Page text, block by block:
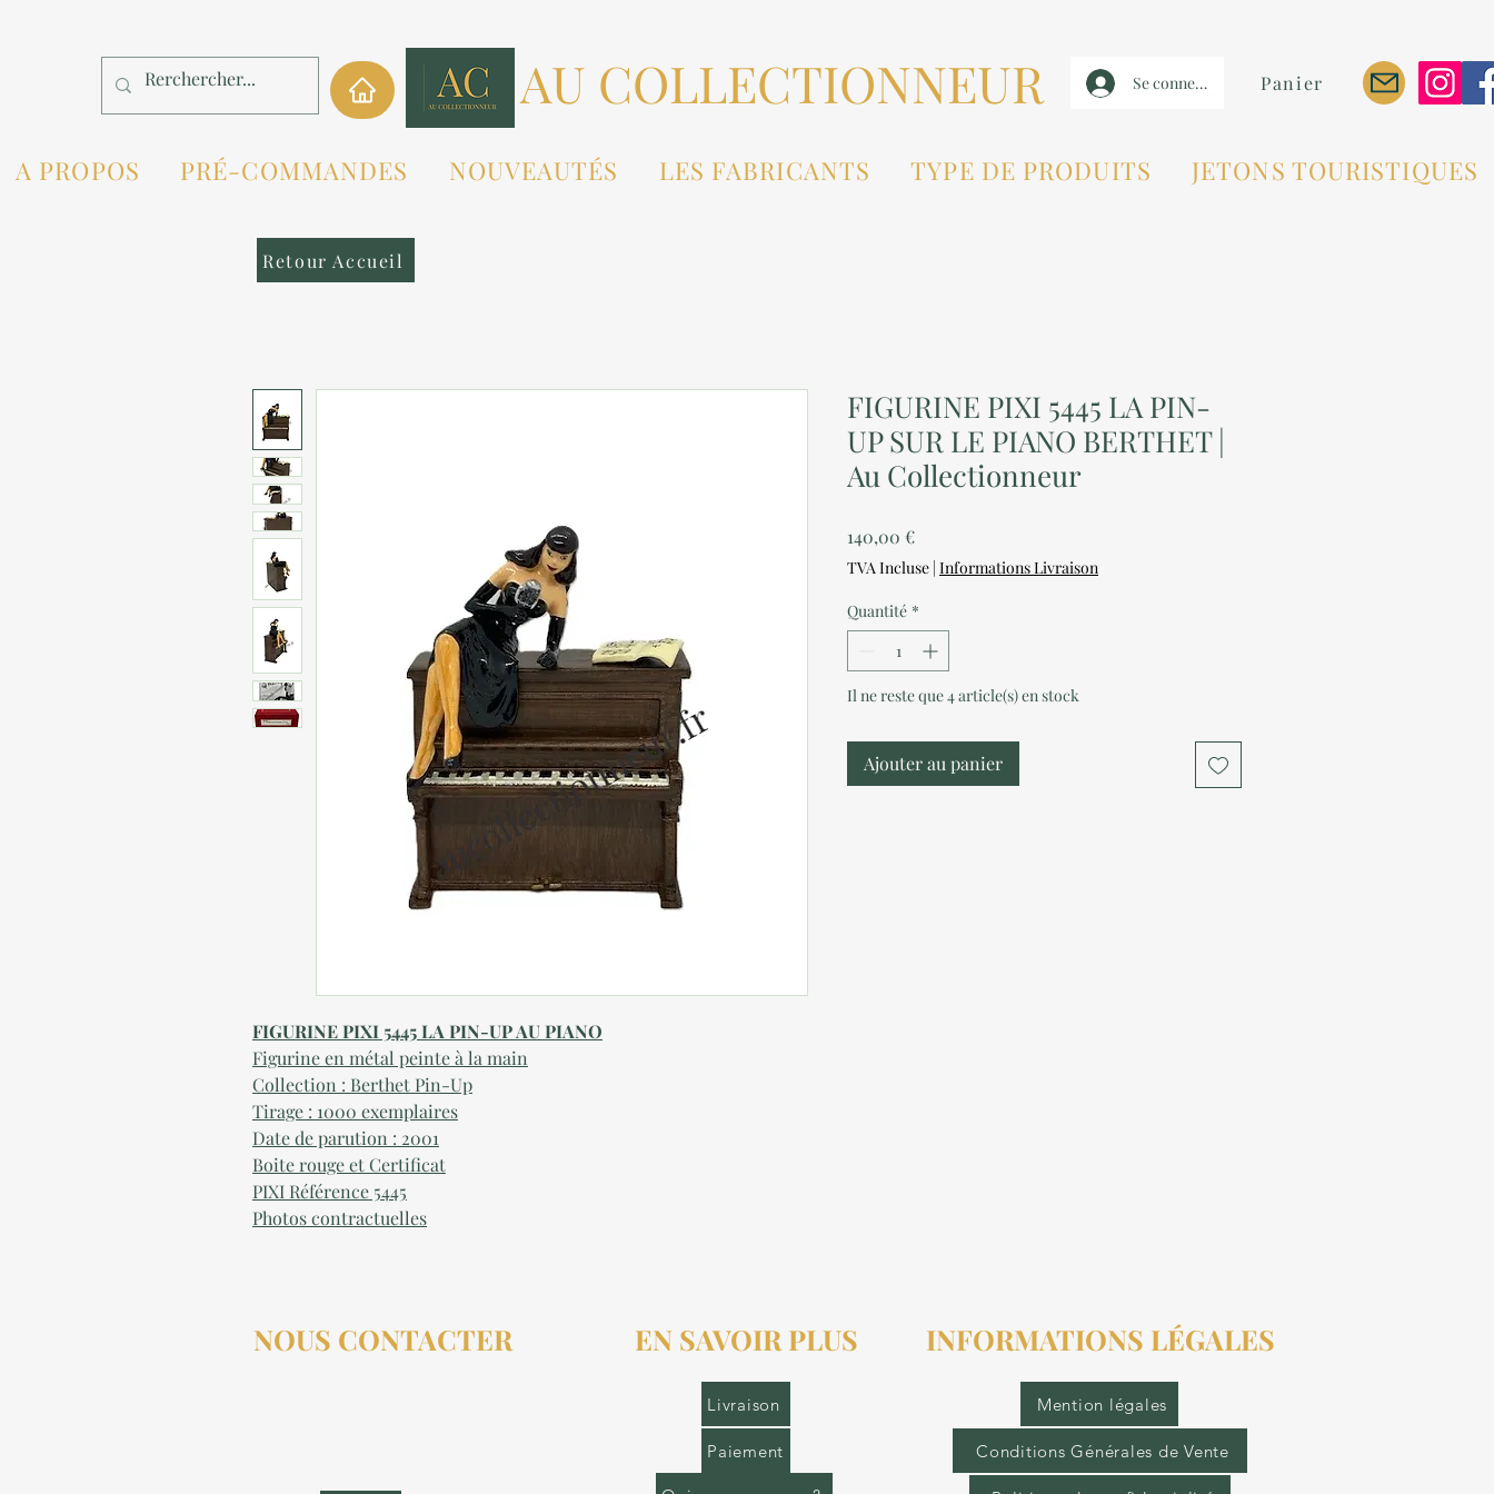
AU COLLECTIONNEUR Se connecter Panier
A PROPOS PRÉ-COMMANDES NOUVEAUTÉS LES FABRICANTS TYPE DE PRODUITS JETONS TOURISTIQUES
FIGURINE PIXI 5445 LA PIN-UP AU PIANO
Figurine en métal peinte à la main
Collection : Berthet Pin-Up
Tirage : 1000 exemplaires
Date de parution : 2001
Boite rouge et Certificat
PIXI Référence 5445
Photos contractuelles
FIGURINE PIXI 5445 LA PIN-
UP SUR LE PIANO BERTHET |
Au Collectionneur
140,00 €Prix
TVA Incluse | Informations Livraison
Quantité *
Il ne reste que 4 article(s) en stock
Ajouter au panier
Retour Accueil
NOUS CONTACTER EN SAVOIR PLUS
Livraison
Paiement
INFORMATIONS LÉGALES
Mention légales
Conditions Générales de Vente